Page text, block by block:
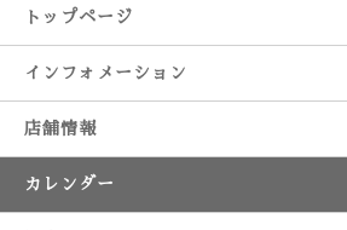
トップページ
インフォメーション
店舗情報
カレンダー